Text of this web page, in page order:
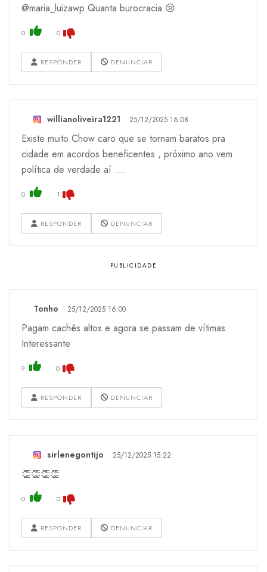
@maria_luizawp Quanta burocracia 😢
0 0
RESPONDER DENUNCIAR
willianoliveira1221 25/12/2025 16:08
Existe muito Chow caro que se tornam baratos pra
cidade em acordos beneficentes , próximo ano vem
política de verdade aí ....
0 1
RESPONDER DENUNCIAR
Tonho 25/12/2025 16:00
Pagam cachês altos e agora se passam de vítimas.
Interessante
9 0
RESPONDER DENUNCIAR
sirlenegontijo 25/12/2025 15:22
👏👏👏👏
0 0
RESPONDER DENUNCIAR